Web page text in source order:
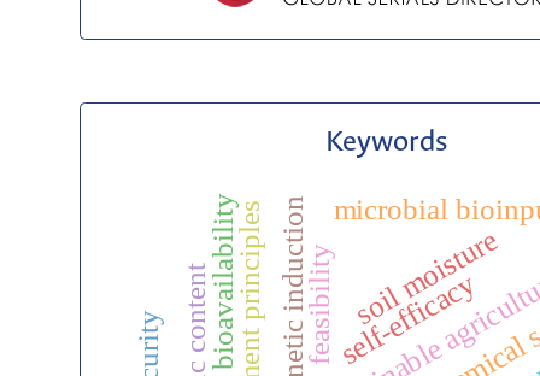
Keywords
soil moisture
microbial
self-efficacy
feasibility